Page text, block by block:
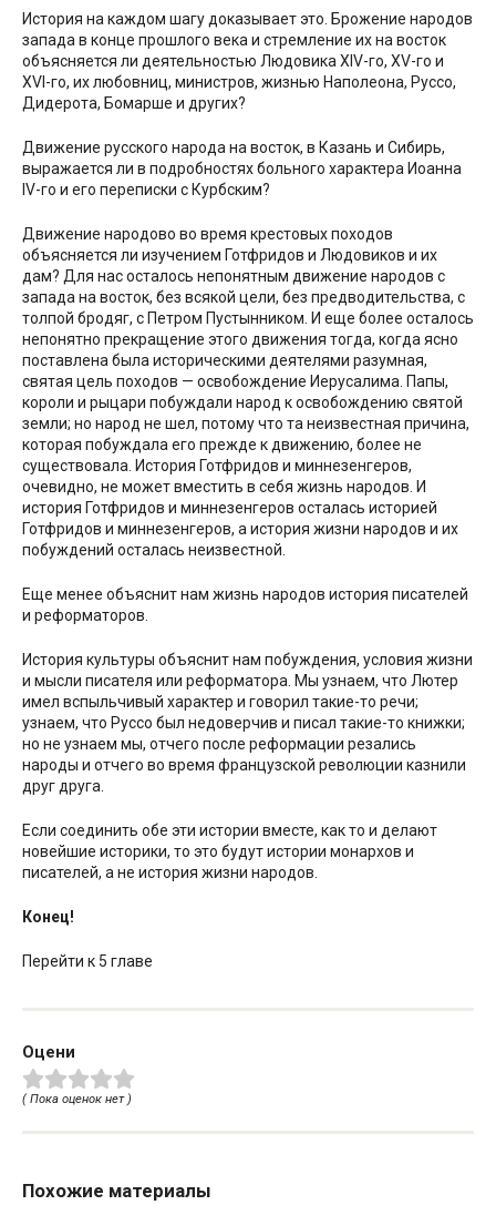
История на каждом шагу доказывает это. Брожение народов
запада в конце прошлого века и стремление их на восток
объясняется ли деятельностью Людовика XIV-го, XV-го и
XVI-го, их любовниц, министров, жизнью Наполеона, Руссо,
Дидерота, Бомарше и других?
Движение русского народа на восток, в Казань и Сибирь,
выражается ли в подробностях больного характера Иоанна
IV-го и его переписки с Курбским?
Движение народово во время крестовых походов
объясняется ли изучением Готфридов и Людовиков и их
дам? Для нас осталось непонятным движение народов с
запада на восток, без всякой цели, без предводительства, с
толпой бродяг, с Петром Пустынником. И еще более осталось
непонятно прекращение этого движения тогда, когда ясно
поставлена была историческими деятелями разумная,
святая цель походов — освобождение Иерусалима. Папы,
короли и рыцари побуждали народ к освобождению святой
земли; но народ не шел, потому что та неизвестная причина,
которая побуждала его прежде к движению, более не
существовала. История Готфридов и миннезенгеров,
очевидно, не может вместить в себя жизнь народов. И
история Готфридов и миннезенгеров осталась историей
Готфридов и миннезенгеров, а история жизни народов и их
побуждений осталась неизвестной.
Еще менее объяснит нам жизнь народов история писателей
и реформаторов.
История культуры объяснит нам побуждения, условия жизни
и мысли писателя или реформатора. Мы узнаем, что Лютер
имел вспыльчивый характер и говорил такие-то речи;
узнаем, что Руссо был недоверчив и писал такие-то книжки;
но не узнаем мы, отчего после реформации резались
народы и отчего во время французской революции казнили
друг друга.
Если соединить обе эти истории вместе, как то и делают
новейшие историки, то это будут истории монархов и
писателей, а не история жизни народов.
Конец!
Перейти к 5 главе
Оцени
( Пока оценок нет )
Похожие материалы